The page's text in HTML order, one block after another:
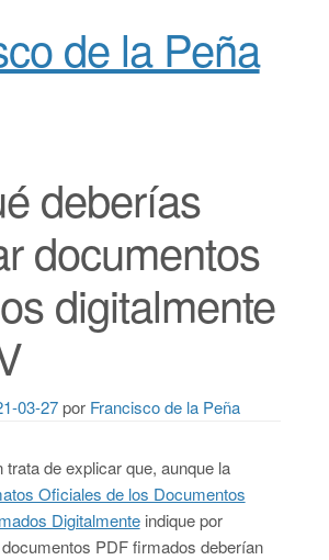
de la Peña
deberías
documentos
digitalmente
03-27por Francisco de la Peña
trata de explicar que, aunque la
Oficiales de los Documentos
Digitalmenteindique por
PDF firmados deberían